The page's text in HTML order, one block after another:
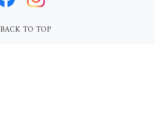
BACK TO TOP